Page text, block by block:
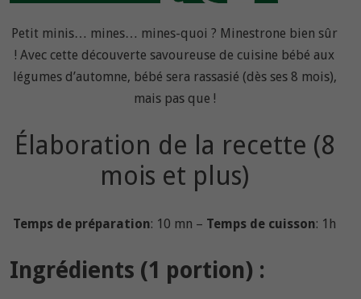
Petit minis… mines… mines-quoi ? Minestrone bien sûr
! Avec cette découverte savoureuse de cuisine bébé aux
légumes d’automne, bébé sera rassasié (dès ses 8 mois),
mais pas que !
Élaboration de la recette (8
mois et plus)
Temps de préparation: 10 mn – Temps de cuisson: 1h
Ingrédients (1 portion) :